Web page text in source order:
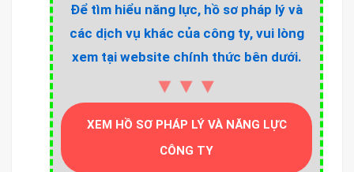
Để tìm hiểu năng lực, hồ sơ pháp lý và
các dịch vụ khác của công ty, vui lòng
xem tại website chính thức bên dưới.
▼▼▼
XEM HỒ SƠ PHÁP LÝ VÀ NĂNG LỰC
CÔNG TY